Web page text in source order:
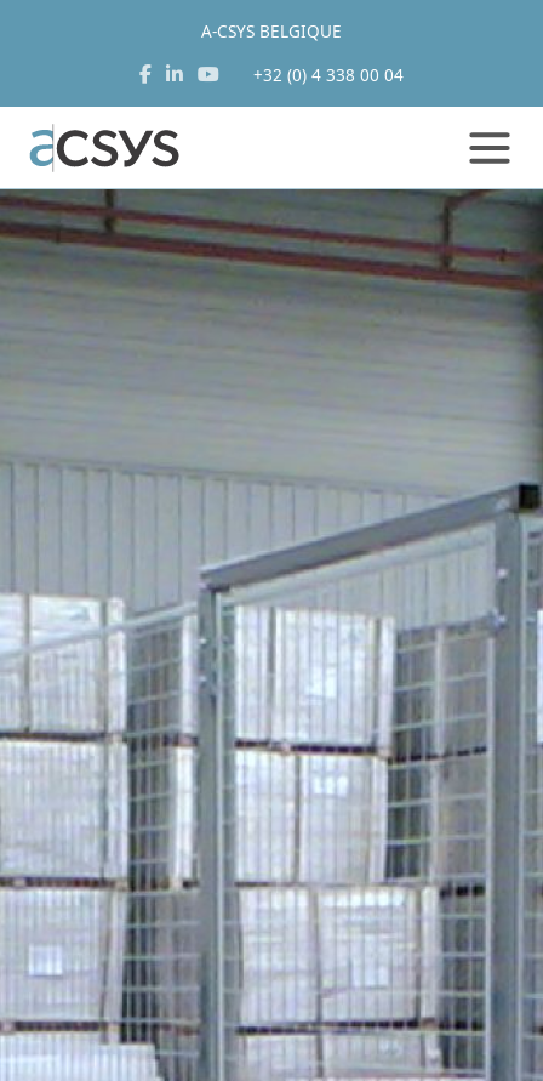
Aller
contenu
A-CSYS BELGIQUE
+32 (0) 4 338 00 04